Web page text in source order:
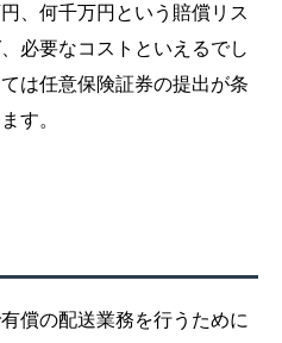
、何千万円という賠償リス
必要なコストといえるでし
は任意保険証券の提出が条
す。
償の配送業務を行うために